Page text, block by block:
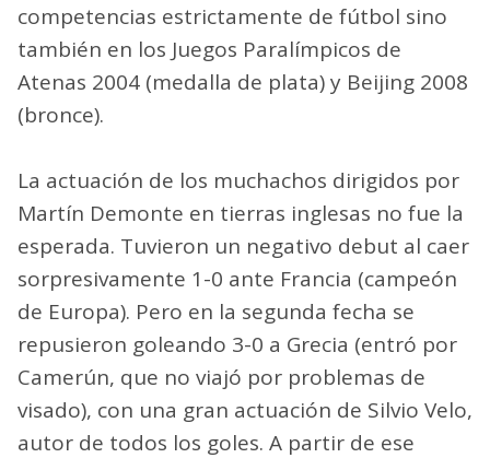
competencias estrictamente de fútbol sino
también en los Juegos Paralímpicos de
Atenas 2004 (medalla de plata) y Beijing 2008
(bronce).
La actuación de los muchachos dirigidos por
Martín Demonte en tierras inglesas no fue la
esperada. Tuvieron un negativo debut al caer
sorpresivamente 1-0 ante Francia (campeón
de Europa). Pero en la segunda fecha se
repusieron goleando 3-0 a Grecia (entró por
Camerún, que no viajó por problemas de
visado), con una gran actuación de Silvio Velo,
autor de todos los goles. A partir de ese